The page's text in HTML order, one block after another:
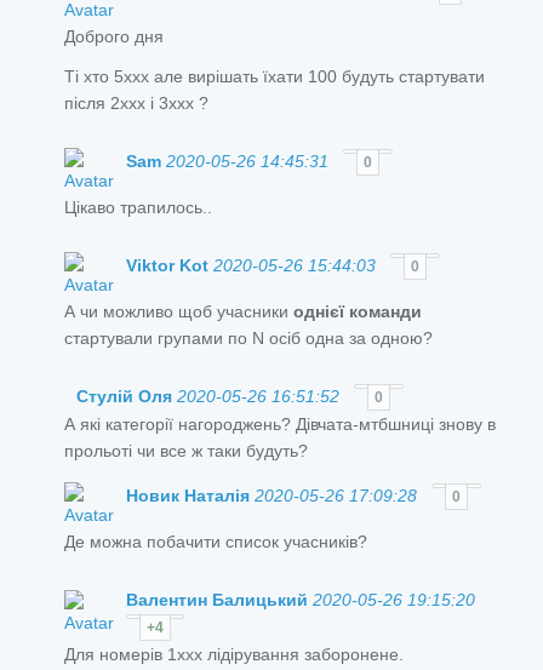
Доброго дня
Ті хто 5xxx але вирішать їхати 100 будуть стартувати
після 2xxx і 3xxx ?
Sam 2020-05-26 14:45:31 0
Цікаво трапилось..
Viktor Kot 2020-05-26 15:44:03 0
А чи можливо щоб учасники однієї команди
стартували групами по N осіб одна за одною?
Стулій Оля 2020-05-26 16:51:52 0
А які категорії нагороджень? Дівчата-мтбшниці знову в
прольоті чи все ж таки будуть?
Новик Наталія 2020-05-26 17:09:28 0
Де можна побачити список учасників?
Валентин Балицький 2020-05-26 19:15:20
+4
Для номерів 1ххх лідірування заборонене.